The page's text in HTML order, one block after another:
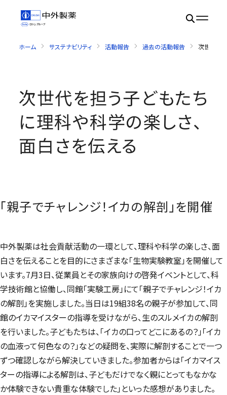
ホーム サステナビリティ 活動報告 過去の活動報告 次世代を
次世代を担う子どもたち
に理科や科学の楽しさ、
面白さを伝える
「親子でチャレンジ！イカの解剖」を開催
中外製薬は社会貢献活動の一環として、理科や科学の楽しさ、面
白さを伝えることを目的にさまざまな「生物実験教室」を開催して
います。7月3日、従業員とその家族向けの啓発イベントとして、科
学技術館と協働し、同館「実験工房」にて「親子でチャレンジ！イカ
の解剖」を実施しました。当日は19組38名の親子が参加して、同
館のイカマイスターの指導を受けながら、生のスルメイカの解剖
を行いました。子どもたちは、「イカの口ってどこにあるの？」「イカ
の血液って何色なの？」などの疑問を、実際に解剖することで一つ
ずつ確認しながら解決していきました。参加者からは「イカマイス
ターの指導による解剖は、子どもだけでなく親にとってもなかな
か体験できない貴重な体験でした」といった感想がありました。